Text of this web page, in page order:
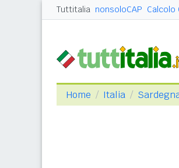
Tuttitalia nonsoloCAP Calcolo
Home Italia